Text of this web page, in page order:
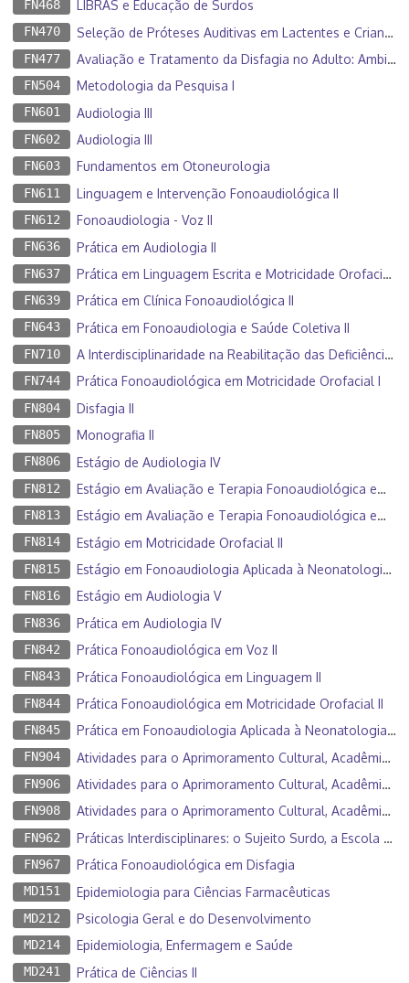
FN468 LIBRAS e Educação de Surdos
FN470 Seleção de Próteses Auditivas em Lactentes e Crianças
FN477 Avaliação e Tratamento da Disfagia no Adulto: Ambiente Clínico
FN504 Metodologia da Pesquisa I
FN601 Audiologia III
FN602 Audiologia III
FN603 Fundamentos em Otoneurologia
FN611 Linguagem e Intervenção Fonoaudiológica II
FN612 Fonoaudiologia - Voz II
FN636 Prática em Audiologia II
FN637 Prática em Linguagem Escrita e Motricidade Orofacial II
FN639 Prática em Clínica Fonoaudiológica II
FN643 Prática em Fonoaudiologia e Saúde Coletiva II
FN710 A Interdisciplinaridade na Reabilitação das Deficiências Sensoriais
FN744 Prática Fonoaudiológica em Motricidade Orofacial I
FN804 Disfagia II
FN805 Monografia II
FN806 Estágio de Audiologia IV
FN812 Estágio em Avaliação e Terapia Fonoaudiológica em Voz II
FN813 Estágio em Avaliação e Terapia Fonoaudiológica em Linguagem II
FN814 Estágio em Motricidade Orofacial II
FN815 Estágio em Fonoaudiologia Aplicada à Neonatologia e Saúde do Trabalhador II
FN816 Estágio em Audiologia V
FN836 Prática em Audiologia IV
FN842 Prática Fonoaudiológica em Voz II
FN843 Prática Fonoaudiológica em Linguagem II
FN844 Prática Fonoaudiológica em Motricidade Orofacial II
FN845 Prática em Fonoaudiologia Aplicada à Neonatologia e Saúde do Trabalhador II
FN904 Atividades para o Aprimoramento Cultural, Acadêmico e Científico I
FN906 Atividades para o Aprimoramento Cultural, Acadêmico e Científico II
FN908 Atividades para o Aprimoramento Cultural, Acadêmico e Científico III
FN962 Práticas Interdisciplinares: o Sujeito Surdo, a Escola e a Família
FN967 Prática Fonoaudiológica em Disfagia
MD151 Epidemiologia para Ciências Farmacêuticas
MD212 Psicologia Geral e do Desenvolvimento
MD214 Epidemiologia, Enfermagem e Saúde
MD241 Prática de Ciências II